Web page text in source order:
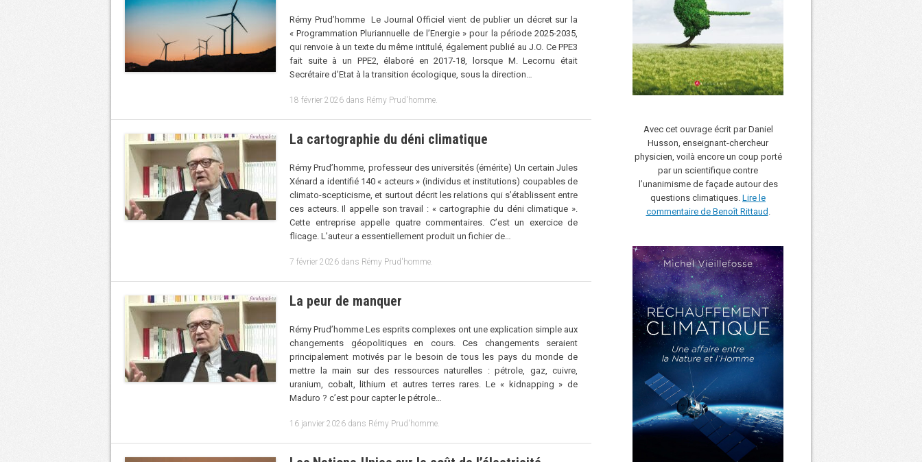
Rémy Prud’homme Le Journal Officiel vient de publier un décret sur la
« Programmation Pluriannuelle de l’Energie » pour la période 2025-2035,
qui renvoie à un texte du même intitulé, également publié au J.O. Ce PPE3
fait suite à un PPE2, élaboré en 2017-18, lorsque M. Lecornu était
Secrétaire d’Etat à la transition écologique, sous la direction…
18 février 2026 dans Rémy Prud'homme
La cartographie du déni climatique
Rémy Prud’homme, professeur des universités (émérite) Un certain Jules
Xénard a identifié 140 « acteurs » (individus et institutions) coupables de
climato-scepticisme, et surtout décrit les relations qui s’établissent entre
ces acteurs. Il appelle son travail : « cartographie du déni climatique ».
Cette entreprise appelle quatre commentaires. C’est un exercice de
flicage. L’auteur a essentiellement produit un fichier de…
7 février 2026 dans Rémy Prud'homme
La peur de manquer
Rémy Prud’homme Les esprits complexes ont une explication simple aux
changements géopolitiques en cours. Ces changements seraient
principalement motivés par le besoin de tous les pays du monde de
mettre la main sur des ressources naturelles : pétrole, gaz, cuivre,
uranium, cobalt, lithium et autres terres rares. Le « kidnapping » de
Maduro ? c’est pour capter le pétrole…
16 janvier 2026 dans Rémy Prud'homme
Avec cet ouvrage écrit par Daniel
Husson, enseignant-chercheur
physicien, voilà encore un coup porté
par un scientifique contre
l’unanimisme de façade autour des
questions climatiques. Lire le
commentaire de Benoît Rittaud